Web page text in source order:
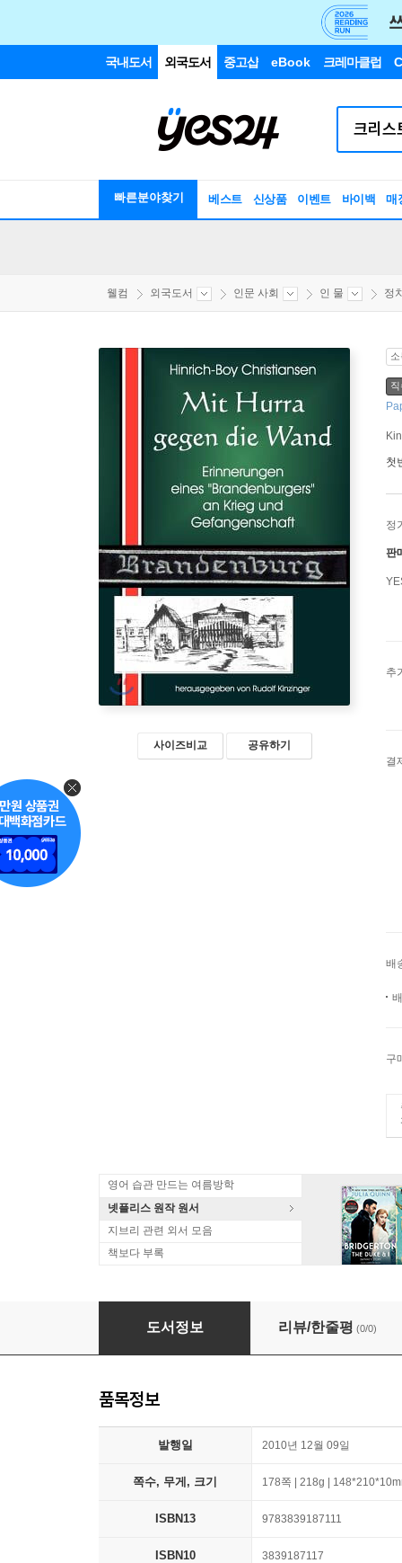
국내도서 외국도서 중고샵 eBook 크레마클럽
빠른분야찾기 베스트 신상품 이벤트 바이백 매
웰컴 외국도서 인문 사회 인 물 정
사이즈비교 공유하기
첫
정
판
추
결
배
구
영어 습관 만드는 여름방학
넷플리스 원작 원서
지브리 관련 외서 모음
책보다 부록
Mit Hurra gegen die Wand: Erinnerungen
도서정보 리뷰/한줄평 (0/0)
품목정보
발행일 2010년 12월 09일
쪽수, 무게, 크기 178쪽 | 218g |
ISBN13 9783839187111
ISBN10 3839187117